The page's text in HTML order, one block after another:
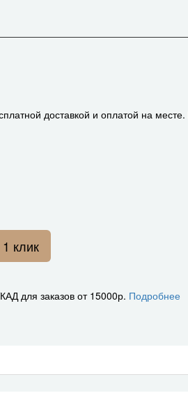
доставкой и оплатой на месте.
клик
для заказов от 15000р. Подробнее